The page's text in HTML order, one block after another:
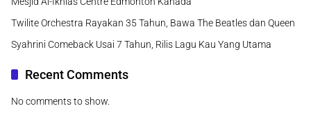
Twilite Orchestra Rayakan 35 Tahun, Bawa The Beatles dan Queen
Syahrini Comeback Usai 7 Tahun, Rilis Lagu Kau Yang Utama
Recent Comments
No comments to show.